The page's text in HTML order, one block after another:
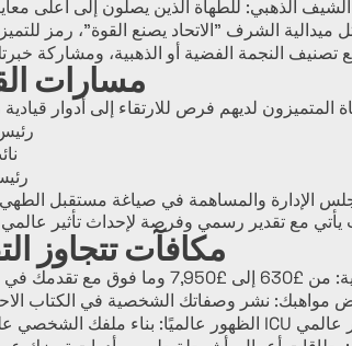
مسارات
الإدارة والمساهمة في صياغة مستقبل الطهي
مكافآت تتجاوز